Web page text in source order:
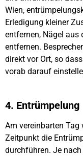
Wien,
Erledigung kleiner
entfernen, Nägel aus
entfernen.
direkt vor Ort, so
vorab darauf
4. Entrümpelung
Am vereinbarten
Zeitpunkt die
durchführen. Je